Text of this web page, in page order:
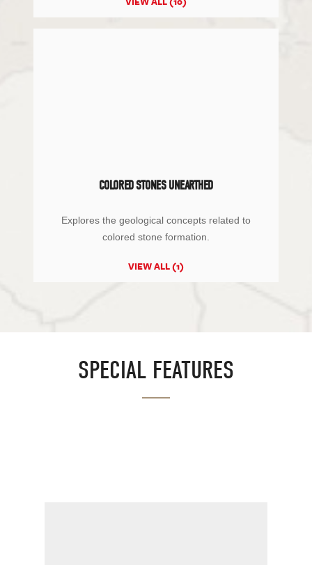
COLORED STONES UNEARTHED
Explores the geological concepts related to
colored stone formation.
VIEW ALL (1)
SPECIAL FEATURES